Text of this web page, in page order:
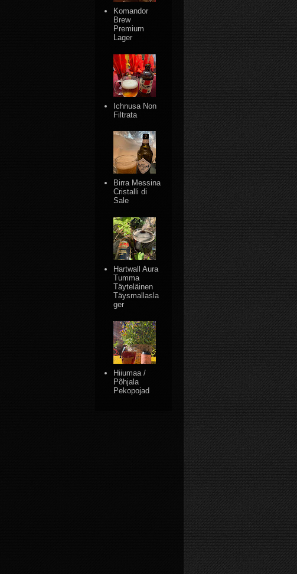
Komandor
Brew
Premium
Lager
Ichnusa Non
Filtrata
Birra Messina
Cristalli di
Sale
Hartwall Aura
Tumma
Täyteläinen
Täysmallasla
ger
Hiiumaa /
Põhjala
Pekopojad